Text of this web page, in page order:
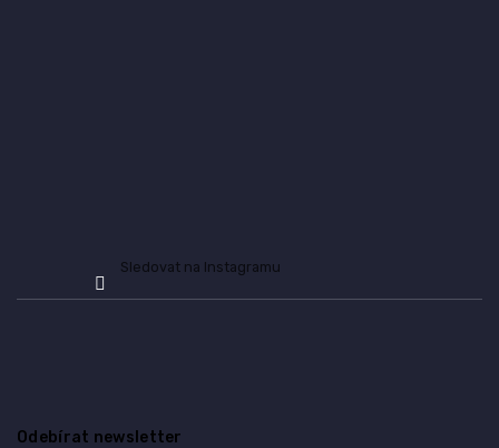
Sledovat na Instagramu
Odebírat newsletter